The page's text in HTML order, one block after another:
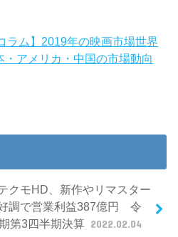
ラム】2019年の映画市場世界
・アメリカ・中国の市場動向
クモHD、新作やリマスター
調で営業利益387億円 令
第3四半期決算 2022.02.04